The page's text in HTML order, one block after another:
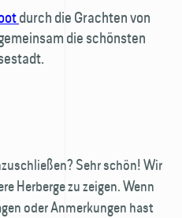
durch die Grachten von
die schönsten
Sehr schön! Wir
Herberge zu zeigen. Wenn
oder Anmerkungen hast